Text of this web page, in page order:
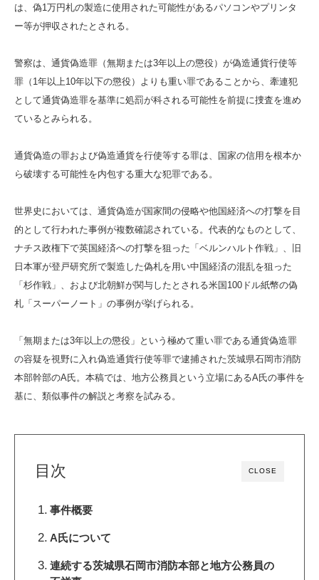
は、偽1万円札の製造に使用された可能性があるパソコンやプリンタ
ー等が押収されたとされる。
警察は、通貨偽造罪（無期または3年以上の懲役）が偽造通貨行使等
罪（1年以上10年以下の懲役）よりも重い罪であることから、牽連犯
として通貨偽造罪を基準に処罰が科される可能性を前提に捜査を進め
ているとみられる。
通貨偽造の罪および偽造通貨を行使等する罪は、国家の信用を根本か
ら破壊する可能性を内包する重大な犯罪である。
世界史においては、通貨偽造が国家間の侵略や他国経済への打撃を目
的として行われた事例が複数確認されている。代表的なものとして、
ナチス政権下で英国経済への打撃を狙った「ベルンハルト作戦」、旧
日本軍が登戸研究所で製造した偽札を用い中国経済の混乱を狙った
「杉作戦」、および北朝鮮が関与したとされる米国100ドル紙幣の偽
札「スーパーノート」の事例が挙げられる。
「無期または3年以上の懲役」という極めて重い罪である通貨偽造罪
の容疑を視野に入れ偽造通貨行使等罪で逮捕された茨城県石岡市消防
本部幹部のA氏。本稿では、地方公務員という立場にあるA氏の事件を
基に、類似事件の解説と考察を試みる。
CLOSE
目次
事件概要
A氏について
連続する茨城県石岡市消防本部と地方公務員の